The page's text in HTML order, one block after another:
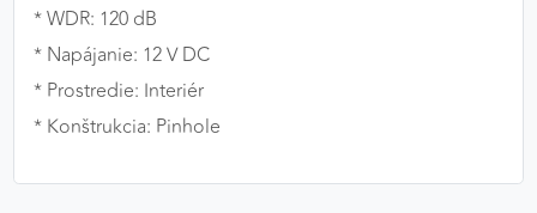
* WDR: 120 dB
* Napájanie: 12 V DC
* Prostredie: Interiér
* Konštrukcia: Pinhole